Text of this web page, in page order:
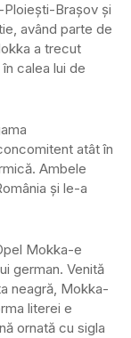
Brașov și
având parte de
a trecut
calea lui de
atât în
Ambele
și le-a
Mokka-e
german. Venită
neagră, Mokka-
literei e
ornată cu sigla